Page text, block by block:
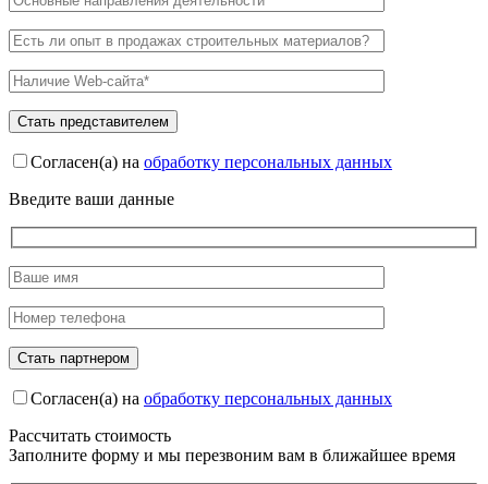
Согласен(а) на обработку персональных данных
Введите ваши данные
Согласен(а) на обработку персональных данных
Рассчитать стоимость
Заполните форму и мы перезвоним вам в ближайшее время